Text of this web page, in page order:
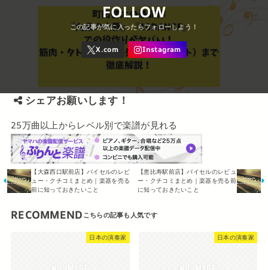
FOLLOW
シェアお願いします！
25万曲以上からレベル別で楽譜が見れる
【大森西口駅前店】バイセルのレビ
ュー・クチコミまとめ｜楽器を売る
前に知っておきたいこと
【恵比寿駅前店】バイセルのレビュ
ー・クチコミまとめ｜楽器を売る前
に知っておきたいこと
RECOMMEND
日本の演奏家 日本の演奏家